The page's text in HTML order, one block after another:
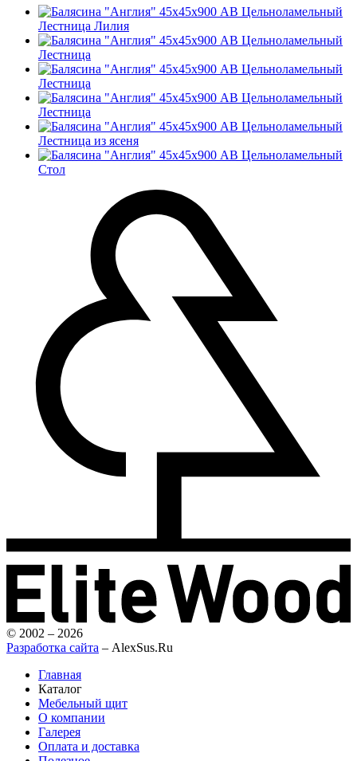
Лестница Лилия
Лестница
Лестница
Лестница
Лестница из ясеня
Стол
© 2002 – 2026
Разработка сайта – AlexSus.Ru
Главная
Каталог
Мебельный щит
О компании
Галерея
Оплата и доставка